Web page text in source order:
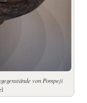
von Pompeji